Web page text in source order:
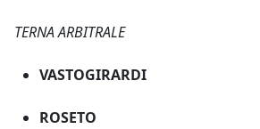
TERNA ARBITRALE
VASTOGIRARDI
ROSETO